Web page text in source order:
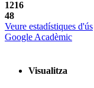
1216
48
Veure estadístiques d'ús
Google Acadèmic
Visualitza